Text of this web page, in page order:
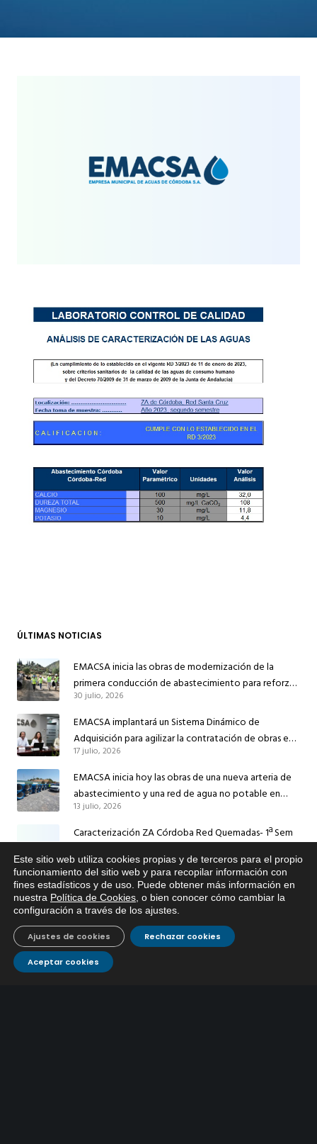
ÚLTIMAS NOTICIAS
EMACSA inicia las obras de modernización de la
primera conducción de abastecimiento para reforzar
el suministro de agua de Córdoba
30 julio, 2026
EMACSA implantará un Sistema Dinámico de
Adquisición para agilizar la contratación de obras en
sus redes e instalaciones
17 julio, 2026
EMACSA inicia hoy las obras de una nueva arteria de
abastecimiento y una red de agua no potable en
Ingeniero Ruiz de Azúa
13 julio, 2026
Caracterización ZA Córdoba Red Quemadas- 1ª Sem
9 julio, 2026
Caracterización ZA Córdoba Red Carrera Caballo-1º
Sem 2026
9 julio, 2026
Caracterización ZA Medina Azahara-1º Sem 2026
9 julio, 2026
Este sitio web utiliza cookies propias y de terceros para el propio
funcionamiento del sitio web y para recopilar información con
fines estadísticos y de uso. Puede obtener más información en
nuestra Política de Cookies , o bien conocer cómo cambiar la
configuración a través de los ajustes
Aceptar cookies
Rechazar cookies
Ajustes de cookies
Si tiene cualquier duda sobre
EMACSA, haga click abajo.